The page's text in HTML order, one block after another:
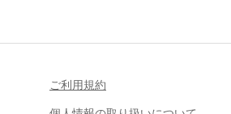
ご利用規約